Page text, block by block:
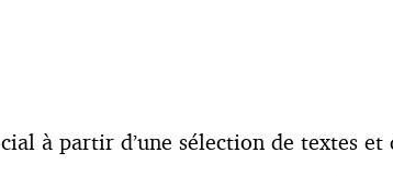
à partir d’une sélection de textes et